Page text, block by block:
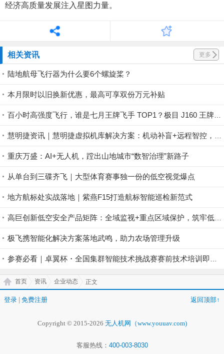
经济高质量发展注入星图力量。
相关资讯 更多
陆地航母飞行器为什么要6个螺旋桨？
本月限时以旧换新优惠，最高可享双份万元补贴
重庆万盛：AI+无人机，蹚出山地城市“数智治理”新路子
从单台到三碟齐飞｜大型体育赛事独一份的低空视觉爆点
地方航标处实战落地｜紫燕F15打造航标智能巡检新范式
极飞携智能化解决方案落地武鸣，助力农场管理升级
首页 资讯 企业动态 正文
登录 免费注册 返回顶部↑
Copyright © 2015-2026 无人机网（www.youuav.com)
客服热线： 400-003-8030